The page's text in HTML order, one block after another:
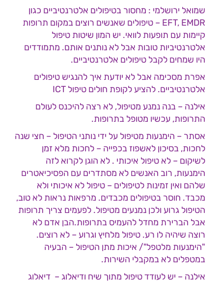
שמואל ירושלמי : מחסור בטיפולים אלטרנטיביים כגון
EFT, EMDR – טיפולים שאנשים רוצים במקום תרופות
קיימות עם תופעות לוואי. יש המון שיטות טיפול
אלטרנטיביות טובות אבל לא נותנים אותם. מתמודדים
היו שמחים לקבל טיפולים אלטרנטיביים.
אפרת מסכימה אבל לא יודעת איך להנגיש טיפולים
אלטרנטיביים. להציע לקופת חולים טיפול ICT
אילנה – בנה נמנע מטיפול, לא רצה להיכנס לעולם
התרופות, עכשיו מטופל בתרופות.
אסתר – הימנעות מטיפול על ידי נותני הטיפול – חצי שנה
לחכות, בסיכון לאשפוז בכפייה – לחכות מלא זמן
לשיקום – לא טיפול איכותי . לא הוגן לקרוא לזה
הימנעות, רוב האנשים לא מסתדרים עם הפסיכיאטרים
שלהם ואין זמינות לטיפולים – טיפול לא איכותי ולא
מכבד. חוסר בטיפולים מכבדים. מרפאות נראות לא טוב,
הטיפול גרוע ולכן נמנעים מטיפול. לפעמים צריך תרופות
אבל הברירת מחדל להעמיס בתרופות.הבן אדם לא
רוצה שיהיה לו רע. טיפול מלחיץ וגרוע – לא רוצים.
"הימנעות מלטפל"/ איכות מתן הטיפול – הבעיה
במטפלים לא במקבלי השירות.
אילנה – יש לעודד טיפול מתוך שיח ודיאלוג – דיאלוג